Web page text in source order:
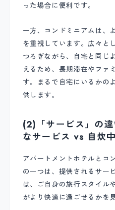
った場合に便利です。
一方、コンドミニアムは、
を重視しています。広々と
つろぎながら、自宅と同じ
えるため、長期滞在やファ
す。まるで自宅にいるかの
供します。
(2)「サービス」の
なサービス vs 自炊
アパートメントホテルとコ
の一つは、提供されるサー
は、ご自身の旅行スタイル
がより快適に過ごせるかを